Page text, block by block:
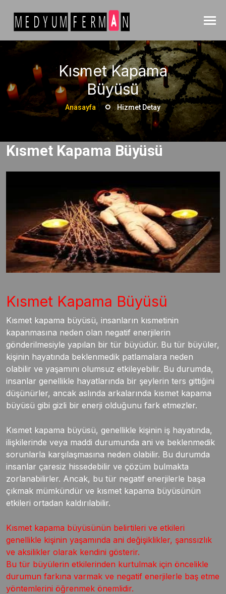
Kısmet Kapama
Büyüsü
Anasayfa Hizmet Detay
Kısmet Kapama Büyüsü
Kısmet Kapama Büyüsü
Kısmet kapama büyüsü, insanların kısmetinin
kapanmasına neden olan negatif enerjilerin
gönderilmesiyle yapılan bir tür büyüdür. Bu tür büyüler,
kişinin hayatında beklenmedik patlamalara neden
olabilir ve yaşamını olumsuz etkileyebilir. Bu durumda,
insanlar genellikle hayatlarında bir şeylerin ters gittiğini
düşünürler, ancak aslında arkalarında kısmet kapama
büyüsü gibi gizli bir enerji olduğunu fark etmezler.
Kısmet kapama büyüsü, genellikle kişinin iş hayatında,
ilişkilerinde veya maddi durumunda ani ve beklenmedik
sorunlarla karşılaşmasına neden olabilir. Bu durumda
insanlar çaresiz hissedebilir ve çözüm bulmakta
zorlanabilirler. Ancak, bu tür negatif enerjilerle başa
çıkmak mümkündür ve kısmet kapama büyüsünün
etkileri ortadan kaldırılabilir.
Kısmet kapama büyüsünün belirtileri ve etkileri
genellikle kişinin yaşamında ani değişiklikler, şanssızlık
ve aksilikler olarak kendini gösterir.
Bu tür büyülerin etkilerinden kurtulmak için öncelikle
durumun farkına varmak ve negatif enerjilerle baş etme
yöntemlerini öğrenmek önemlidir.